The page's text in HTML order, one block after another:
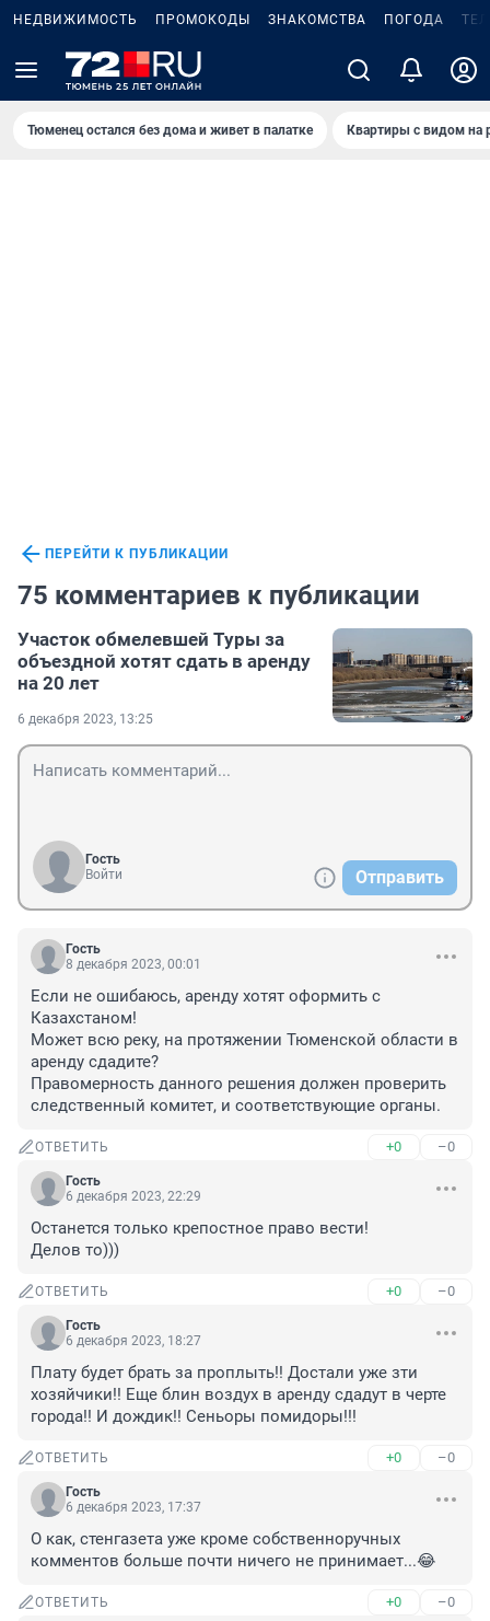
НЕДВИЖИМОСТЬ ПРОМОКОДЫ ЗНАКОМСТВА ПОГОДА
Тюменец остался без дома и живет в палатке Квартиры с видом на
ПЕРЕЙТИ К ПУБЛИКАЦИИ
75 комментариев к публикации
Участок обмелевшей Туры за
объездной хотят сдать в аренду
на 20 лет
6 декабря 2023, 13:25
Гость
Войти
Отправить
Гость
8 декабря 2023, 00:01
Если не ошибаюсь, аренду хотят оформить с
Казахстаном!
Может всю реку, на протяжении Тюменской области в
аренду сдадите?
Правомерность данного решения должен проверить
следственный комитет, и соответствующие органы.
ОТВЕТИТЬ +0 –0
Гость
6 декабря 2023, 22:29
Останется только крепостное право вести!
Делов то)))
ОТВЕТИТЬ +0 –0
Гость
6 декабря 2023, 18:27
Плату будет брать за проплыть!! Достали уже зти
хозяйчики!! Еще блин воздух в аренду сдадут в черте
города!! И дождик!! Сеньоры помидоры!!!
ОТВЕТИТЬ +0 –0
Гость
6 декабря 2023, 17:37
О как, стенгазета уже кроме собственноручных
комментов больше почти ничего не принимает...😂
ОТВЕТИТЬ +0 –0